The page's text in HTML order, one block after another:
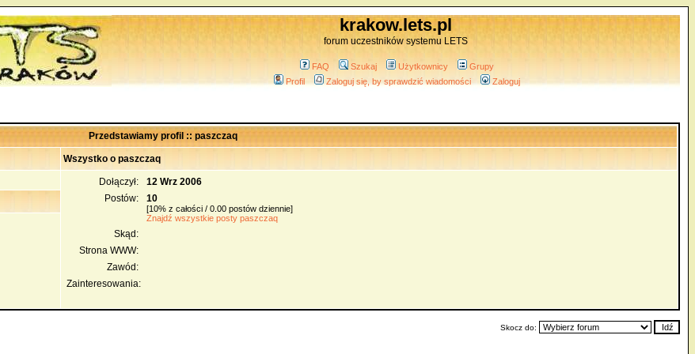
krakow.lets.pl
forum uczestników systemu LETS
FAQ Szukaj Użytkownicy
Grupy
Profil
Zaloguj się, by sprawdzić wiadomości Zaloguj
Przedstawiamy profil :: paszczaq
Wszystko o paszczaq
Dołączył:
12 Wrz 2006
Postów:
10
[10% z całości / 0.00 postów dziennie]
Znajdź wszystkie posty paszczaq
Skąd:
Strona WWW:
Zawód:
Zainteresowania:
Skocz do: